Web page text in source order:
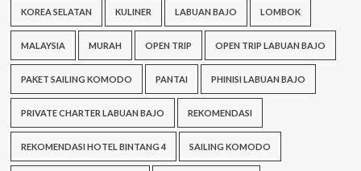
KOREA SELATAN KULINER LABUAN BAJO LOMBOK
MALAYSIA MURAH OPEN TRIP OPEN TRIP LABUAN BAJO
PAKET SAILING KOMODO PANTAI PHINISI LABUAN BAJO
PRIVATE CHARTER LABUAN BAJO REKOMENDASI
REKOMENDASI HOTEL BINTANG 4 SAILING KOMODO